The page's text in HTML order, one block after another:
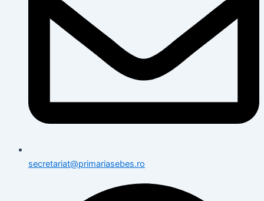
secretariat@primariasebes.ro